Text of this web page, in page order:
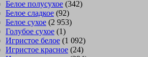
Белое полусухое (342)
Белое сладкое (92)
Белое сухое (2 953)
Голубое сухое (1)
Игристое белое (1 092)
Игристое красное (24)